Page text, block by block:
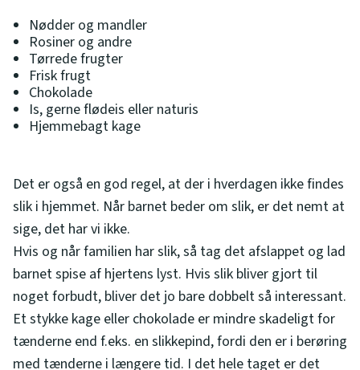
Nødder og mandler
Rosiner og andre
Tørrede frugter
Frisk frugt
Chokolade
Is, gerne flødeis eller naturis
Hjemmebagt kage
Det er også en god regel, at der i hverdagen ikke findes
slik i hjemmet. Når barnet beder om slik, er det nemt at
sige, det har vi ikke.
Hvis og når familien har slik, så tag det afslappet og lad
barnet spise af hjertens lyst. Hvis slik bliver gjort til
noget forbudt, bliver det jo bare dobbelt så interessant.
Et stykke kage eller chokolade er mindre skadeligt for
tænderne end f.eks. en slikkepind, fordi den er i berøring
med tænderne i længere tid. I det hele taget er det